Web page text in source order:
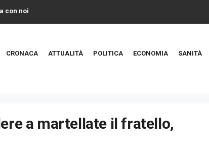
con noi
CRONACA ATTUALITÀ POLITICA ECONOMIA SANITÀ
a martellate il fratello,